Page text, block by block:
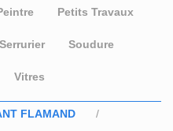
Petits Travaux
Serrurier Soudure
Vitres
FLAMAND